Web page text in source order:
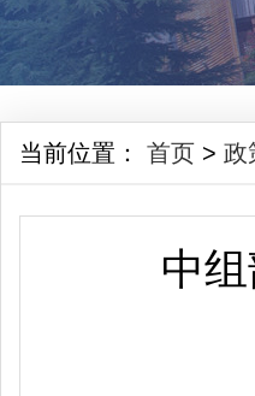
当前位置： 首页 > 政
中